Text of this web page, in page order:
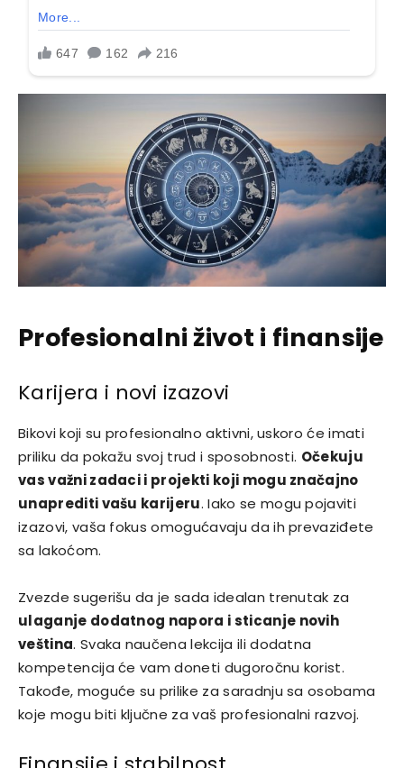
Profesionalni život i finansije
Karijera i novi izazovi
Bikovi koji su profesionalno aktivni, uskoro će imati
priliku da pokažu svoj trud i sposobnosti. Očekuju
vas važni zadaci i projekti koji mogu značajno
unaprediti vašu karijeru. Iako se mogu pojaviti
izazovi, vaša fokus omogućavaju da ih prevaziđete
sa lakoćom.
Zvezde sugerišu da je sada idealan trenutak za
ulaganje dodatnog napora i sticanje novih
veština. Svaka naučena lekcija ili dodatna
kompetencija će vam doneti dugoročnu korist.
Takođe, moguće su prilike za saradnju sa osobama
koje mogu biti ključne za vaš profesionalni razvoj.